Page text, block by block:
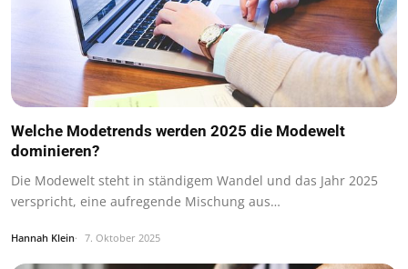
Welche Modetrends werden 2025 die Modewelt
dominieren?
Die Modewelt steht in ständigem Wandel und das Jahr 2025
verspricht, eine aufregende Mischung aus…
Hannah Klein 7. Oktober 2025